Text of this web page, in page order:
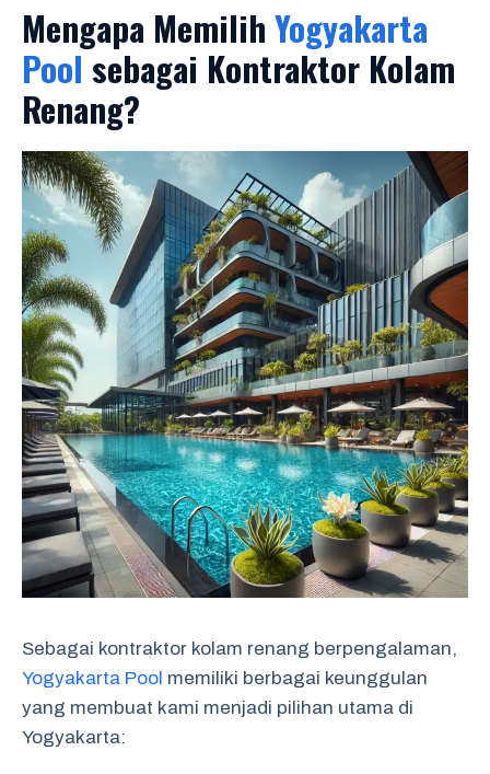
Mengapa MemilihYogyakarta
Pool sebagai Kontraktor Kolam
Renang?
Sebagai kontraktor kolam renang berpengalaman,
Yogyakarta Pool memiliki berbagai keunggulan
yang membuat kami menjadi pilihan utama di
Yogyakarta: